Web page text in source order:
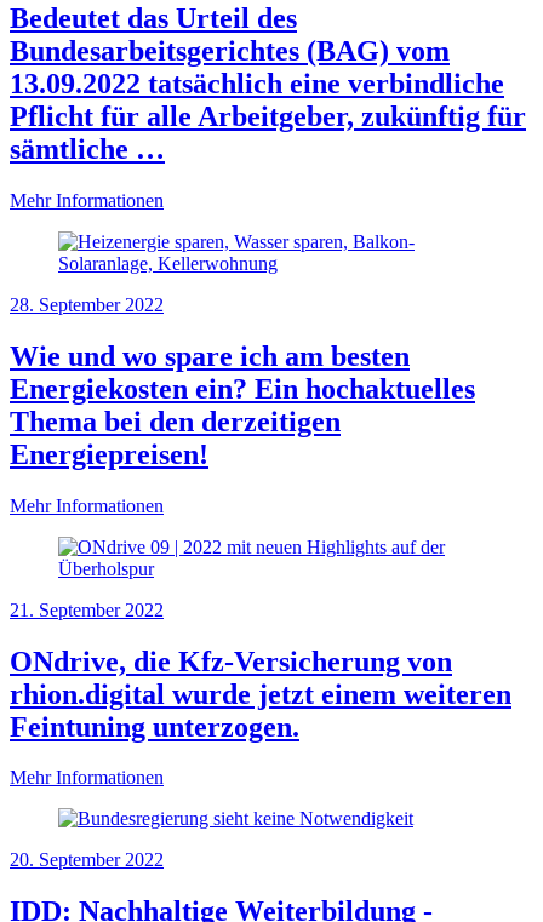
Bedeutet das Urteil des
Bundesarbeitsgerichtes (BAG) vom
13.09.2022 tatsächlich eine verbindliche
Pflicht für alle Arbeitgeber, zukünftig für
sämtliche …
Mehr Informationen
28. September 2022
Wie und wo spare ich am besten
Energiekosten ein? Ein hochaktuelles
Thema bei den derzeitigen
Energiepreisen!
Mehr Informationen
21. September 2022
ONdrive, die Kfz-Versicherung von
rhion.digital wurde jetzt einem weiteren
Feintuning unterzogen.
Mehr Informationen
20. September 2022
IDD: Nachhaltige Weiterbildung -